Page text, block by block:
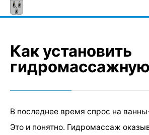
Skip
to
Как установить
В последнее время спрос на
Это и понятно. Гидромассаж